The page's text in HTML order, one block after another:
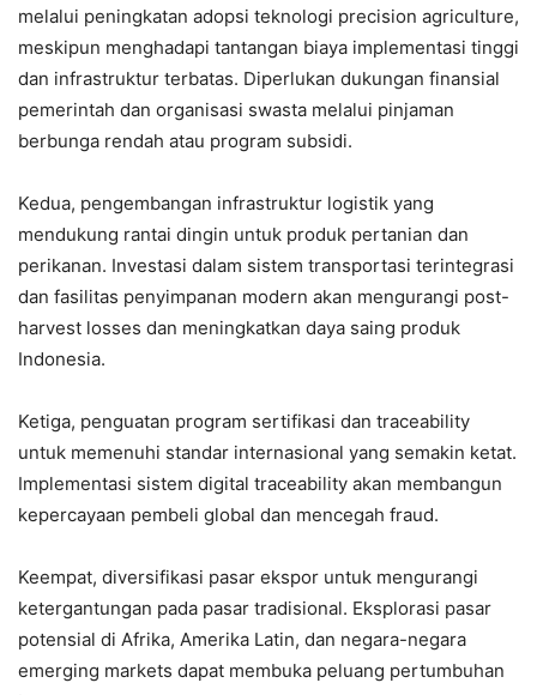
melalui peningkatan adopsi teknologi precision agriculture,
meskipun menghadapi tantangan biaya implementasi tinggi
dan infrastruktur terbatas. Diperlukan dukungan finansial
pemerintah dan organisasi swasta melalui pinjaman
berbunga rendah atau program subsidi.
Kedua, pengembangan infrastruktur logistik yang
mendukung rantai dingin untuk produk pertanian dan
perikanan. Investasi dalam sistem transportasi terintegrasi
dan fasilitas penyimpanan modern akan mengurangi post-
harvest losses dan meningkatkan daya saing produk
Indonesia.
Ketiga, penguatan program sertifikasi dan traceability
untuk memenuhi standar internasional yang semakin ketat.
Implementasi sistem digital traceability akan membangun
kepercayaan pembeli global dan mencegah fraud.
Keempat, diversifikasi pasar ekspor untuk mengurangi
ketergantungan pada pasar tradisional. Eksplorasi pasar
potensial di Afrika, Amerika Latin, dan negara-negara
emerging markets dapat membuka peluang pertumbuhan